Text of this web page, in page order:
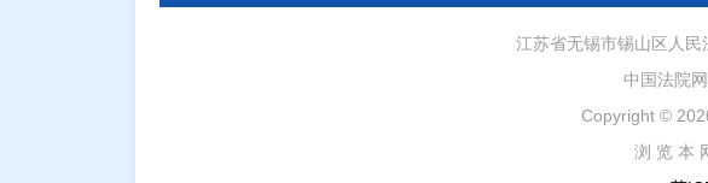
江苏省无锡市锡山区人
中国法院
Copyright ©
浏 览 本